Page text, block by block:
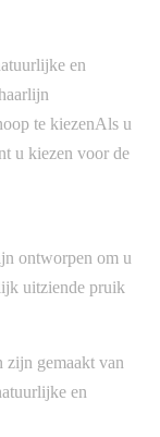
en
te kiezenAls u
u kiezen voor de
ontworpen om u
uitziende pruik
zijn gemaakt van
en